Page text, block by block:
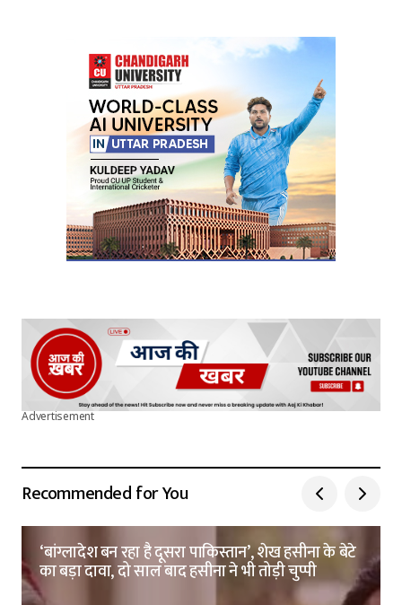
Advertisement
Recommended for You
‘बांग्लादेश बन रहा है दूसरा पाकिस्तान’, शेख हसीना के बेटे
का बड़ा दावा, दो साल बाद हसीना ने भी तोड़ी चुप्पी